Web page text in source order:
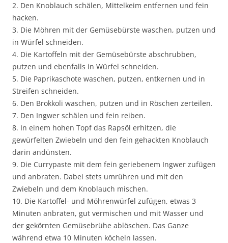
2. Den Knoblauch schälen, Mittelkeim entfernen und fein
hacken.
3. Die Möhren mit der Gemüsebürste waschen, putzen und
in Würfel schneiden.
4. Die Kartoffeln mit der Gemüsebürste abschrubben,
putzen und ebenfalls in Würfel schneiden.
5. Die Paprikaschote waschen, putzen, entkernen und in
Streifen schneiden.
6. Den Brokkoli waschen, putzen und in Röschen zerteilen.
7. Den Ingwer schälen und fein reiben.
8. In einem hohen Topf das Rapsöl erhitzen, die
gewürfelten Zwiebeln und den fein gehackten Knoblauch
darin andünsten.
9. Die Currypaste mit dem fein geriebenem Ingwer zufügen
und anbraten. Dabei stets umrühren und mit den
Zwiebeln und dem Knoblauch mischen.
10. Die Kartoffel- und Möhrenwürfel zufügen, etwas 3
Minuten anbraten, gut vermischen und mit Wasser und
der gekörnten Gemüsebrühe ablöschen. Das Ganze
während etwa 10 Minuten köcheln lassen.